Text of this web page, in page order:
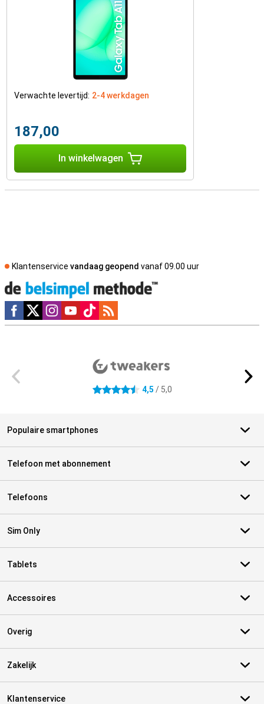
Verwachte levertijd: 2-4 werkdagen
187,00
In winkelwagen
Klantenservice vandaag geopend vanaf 09.00 uur
Social media
4.5 sterren 4,5 / 5,0
Populaire smartphones
Telefoon met abonnement
Telefoons
Sim Only
Tablets
Accessoires
Overig
Zakelijk
Klantenservice